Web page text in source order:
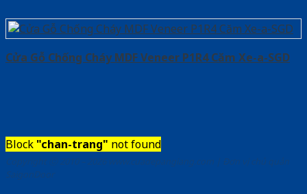
Cửa Gỗ Chống Cháy MDF Veneer P1R4 Căm Xe-a-SGD
Block "chan-trang" not found
Copyright ⓒ 2010 – 2026 www.cuadepangiang.com | Đơn vị chủ quản
SaigonDoor